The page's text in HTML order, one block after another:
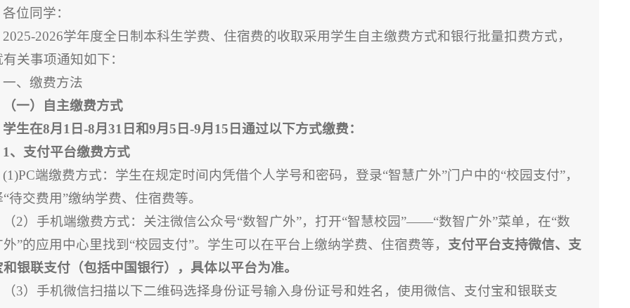
各位同学：
2025-2026学年度全日制本科生学费、住宿费的收取采用学生自主缴费方式和银行批量扣费方式，
关事项通知如下：
一、缴费方法
（一） 自主缴费方式
学生在8月1日-8月31日和9月5日-9月15日通过以下方式缴费：
1、 支付平台缴费方式
(1)PC端缴费方式：学生在规定时间内凭借个人学号和密码，登录“智慧广外”门户中的“校园支付”，
待交费用”缴纳学费、住宿费等。
（2）手机端缴费方式：关注微信公众号“数智广外”，打开“智慧校园”——“数智广外”菜单，在“数
”的应用中心里找到“校园支付”。学生可以在平台上缴纳学费、住宿费等， 支付平台支持微信、支
和银联支付（包括中国银行），具体以平台为准。
（3）手机微信扫描以下二维码选择身份证号输入身份证号和姓名，使用微信、支付宝和银联支